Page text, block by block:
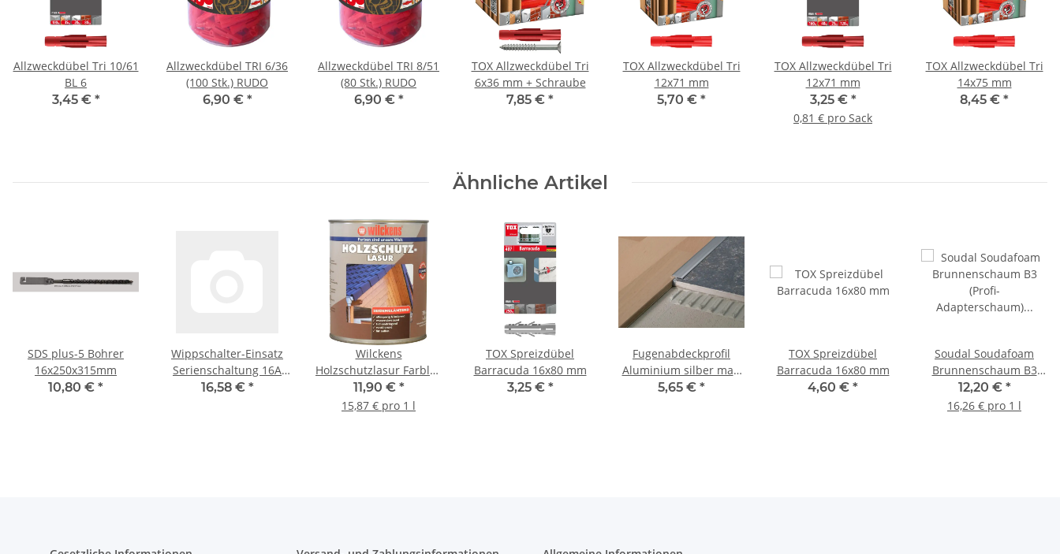
Allzweckdübel Tri 10/61
BL 6
3,45 € *
Allzweckdübel TRI 6/36
(100 Stk.) RUDO
6,90 € *
Allzweckdübel TRI 8/51
(80 Stk.) RUDO
6,90 € *
TOX Allzweckdübel Tri
6x36 mm + Schraube
7,85 € *
TOX Allzweckdübel Tri
12x71 mm
5,70 € *
TOX Allzweckdübel Tri
12x71 mm
3,25 € *
0,81 € pro Sack
TOX Allzweckdübel Tri
14x75 mm
8,45 € *
Ähnliche Artikel
SDS plus-5 Bohrer
16x250x315mm
10,80 € *
Wippschalter-Einsatz
Serienschaltung 16A
Busch-Jaeger 2400/5 US
16,58 € *
Wilckens
Holzschutzlasur Farblos
seidenglänzend 0,75 l
11,90 € *
15,87 € pro 1 l
TOX Spreizdübel
Barracuda 16x80 mm
3,25 € *
Fugenabdeckprofil
Aluminium silber matt
eloxiert 14mm 1m
5,65 € *
TOX Spreizdübel
Barracuda 16x80 mm
4,60 € *
Soudal Soudafoam
Brunnenschaum B3
(Profi-Adapterschaum)
Champagner Dose
12,20 € *
16,26 € pro 1 l